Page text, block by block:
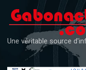
content
Une véritable source